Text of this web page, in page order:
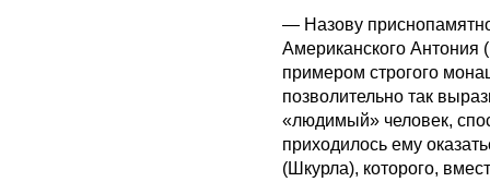
— Назову
Американского Антония
примером строгого
позволительно так
«людимый» человек,
приходилось ему
(Шкурла), которого,